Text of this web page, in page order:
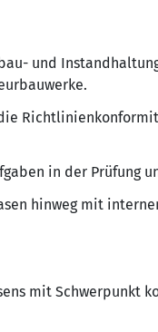
und
in der Prüfung
hinweg mit
mit Schwerpunkt